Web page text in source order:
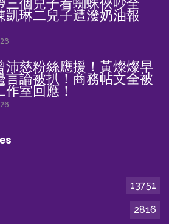
凱琳二兒子遭潑奶油報
沛慈粉絲應援！黃燦燦早
言論被扒！商務帖文全被
室回應！
13751
2816